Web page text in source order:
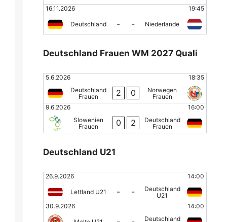
16.11.2026
19:45
Deutschland - - Niederlande
Deutschland Frauen WM 2027 Quali
5.6.2026
18:35
Deutschland
Frauen
2 0
Norwegen
Frauen
9.6.2026
16:00
Slowenien
Frauen
0 2
Deutschland
Frauen
Deutschland U21
26.9.2026 14:00
Lettland U21 - -
Deutschland
U21
30.9.2026
14:00
Deutschland